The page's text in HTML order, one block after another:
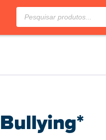
Pesquisar
produtos
Bullying*